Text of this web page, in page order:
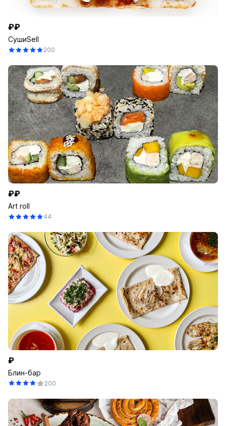
₽₽
СушиSell
200
₽₽
Art roll
44
₽
Блин-бар
200